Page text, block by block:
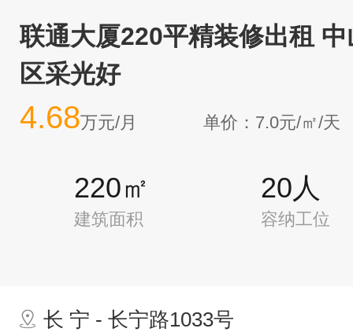
联通大厦220平精装修出租
区采光好
4.68万元/月 单价：7.0元/㎡/天
220㎡
建筑面积
20人
容纳工位
长 宁 - 长宁路1033号